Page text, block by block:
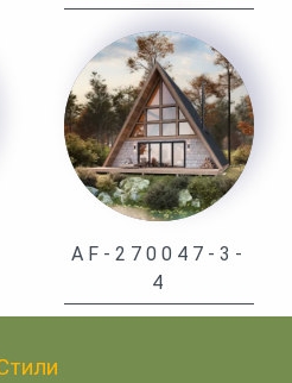
AF-270047-3-
4